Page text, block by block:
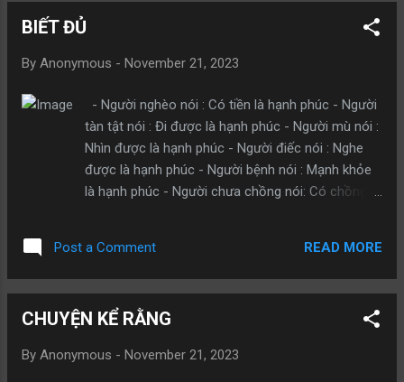
biết hoàn cảnh của đàn ông. Cô ta hiểu rằng đấy
tự cho mình nhìn thấy bản chất đàn ông. Đàn bà
thông minh sẵn lòng thông cảm tha thứ cho đàn
ông. 6. Phụ nữ ngu ngốc sẽ nói: ”Anh cút đi”. Phụ
nữ thông minh sẽ nói: ”Anh không được phép rời
bỏ em”. 7. Đàn bà dại luôn xem đàn ông như cung
tên, kéo càng căng, mũi tên bay càng xa. Đàn bà
khôn xem đàn ông như cánh diều, thong thả giữ
cao cái tôi của mình. Đàn bà thông minh luôn kh...
BIẾT ĐỦ
By Anonymous - November 21, 2023
- Người nghèo nói : Có tiền là hạnh phúc - Người
tàn tật nói : Đi được là hạnh phúc - Người mù nói :
Nhìn được là hạnh phúc - Người điếc nói : Nghe
được là hạnh phúc - Người bệnh nói : Mạnh khỏe
là hạnh phúc - Người chưa chồng nói: Có chồng
phúc - Người lo lắng sợ hãi nói: Bình an là hạnh
phúc - Người xấu nghĩ mình xinh sẽ hạnh phúc -
nói : Làm quan sẽ hạnh phúc - Người đang rất đói
buồn ngủ nói: Nếu được ngủ một giấc sẽ hạnh
Post a Comment READ MORE
CHUYỆN KỂ RẰNG
By Anonymous - November 21, 2023